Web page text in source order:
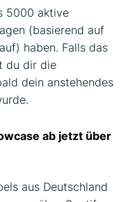
5000 aktive
(basierend auf
haben. Falls das
du dir die
dein anstehendes
ab jetzt über
aus Deutschland